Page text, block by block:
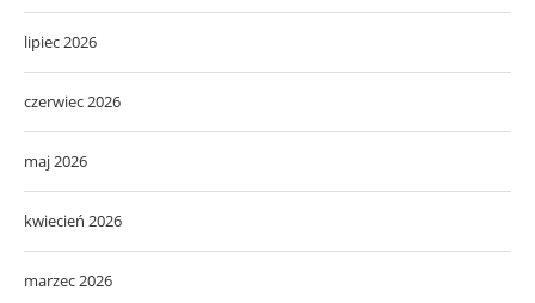
lipiec 2026
czerwiec 2026
maj 2026
kwiecień 2026
marzec 2026